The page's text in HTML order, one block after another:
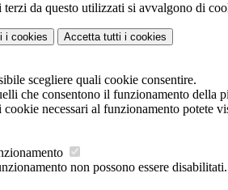
da questo utilizzati si avvalgono di
i cookies Accetta tutti i cookies
scegliere quali cookie consentire.
che consentono il funzionamento della
necessari al funzionamento potete
non possono essere